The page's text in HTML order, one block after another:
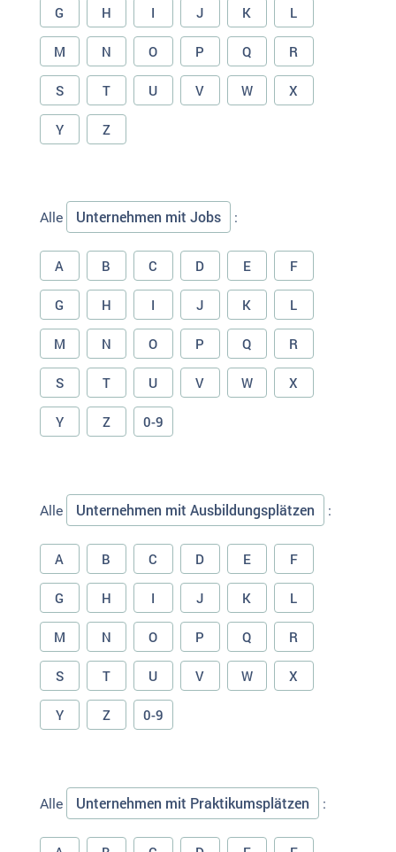
G H I J K L
M N O P Q R
S T U V W X
Y Z
Alle Unternehmen mit Jobs :
A B C D E F
G H I J K L
M N O P Q R
S T U V W X
Y Z 0-9
Alle Unternehmen mit Ausbildungsplätzen :
A B C D E F
G H I J K L
M N O P Q R
S T U V W X
Y Z 0-9
Alle Unternehmen mit Praktikumsplätzen :